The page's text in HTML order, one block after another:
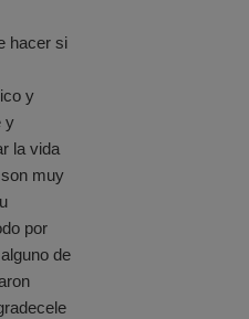
hacer si
y
y
la vida
muy
por
de